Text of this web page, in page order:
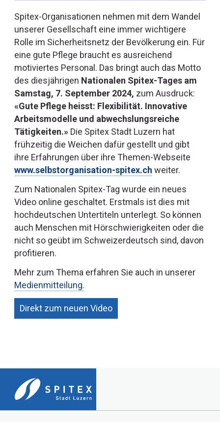
Spitex-Organisationen nehmen mit dem Wandel
unserer Gesellschaft eine immer wichtigere
Rolle im Sicherheitsnetz der Bevölkerung ein. Für
eine gute Pflege braucht es ausreichend
motiviertes Personal. Das bringt auch das Motto
des diesjährigen Nationalen Spitex-Tages am
Samstag, 7. September 2024, zum Ausdruck:
«Gute Pflege heisst: Flexibilität. Innovative
Arbeitsmodelle und abwechslungs­reiche
Tätigkeiten.» Die Spitex Stadt Luzern hat
frühzeitig die Weichen dafür gestellt und gibt
ihre Erfahrungen über ihre Themen-Webseite
www.selbstorganisation-spitex.ch weiter.
Zum Nationalen Spitex-Tag wurde ein neues
Video online geschaltet. Erstmals ist dies mit
hochdeutschen Untertiteln unterlegt. So können
auch Menschen mit Hörschwierigkeiten oder die
nicht so geübt im Schweizerdeutsch sind, davon
profitieren.
Mehr zum Thema erfahren Sie auch in unserer
Medienmitteilung.
Direkt zum neuen Video